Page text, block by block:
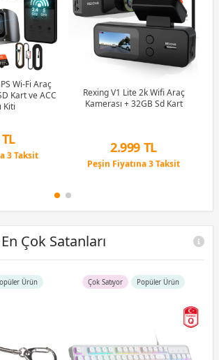
Wi-Fi Araç
Kart ve ACC
Kiti
3 Taksit
Rexing V1 Lite 2k Wifi Araç
Kamerası + 32GB Sd Kart
2.999 TL
Peşin Fiyatına 3 Taksit
Çok Satanları
Ürün Çok Satıyor Popüler Ürün